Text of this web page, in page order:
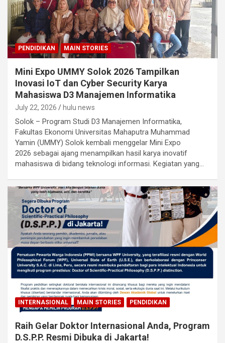
PENDIDIKAN MAIN STORIES
Mini Expo UMMY Solok 2026 Tampilkan
Inovasi IoT dan Cyber Security Karya
Mahasiswa D3 Manajemen Informatika
July 22, 2026 hulu news
Solok – Program Studi D3 Manajemen Informatika,
Fakultas Ekonomi Universitas Mahaputra Muhammad
Yamin (UMMY) Solok kembali menggelar Mini Expo
2026 sebagai ajang menampilkan hasil karya inovatif
mahasiswa di bidang teknologi informasi. Kegiatan yang…
INTERNASIONAL MAIN STORIES PENDIDIKAN
Raih Gelar Doktor Internasional Anda, Program
D.S.P.P. Resmi Dibuka di Jakarta!